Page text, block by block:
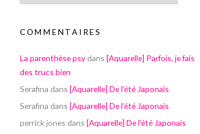
COMMENTAIRES
La parenthèse psy dans [Aquarelle] Parfois, je fais
des trucs bien
Serafina dans [Aquarelle] De l’été Japonais
Serafina dans [Aquarelle] De l’été Japonais
perrick jones dans [Aquarelle] De l’été Japonais